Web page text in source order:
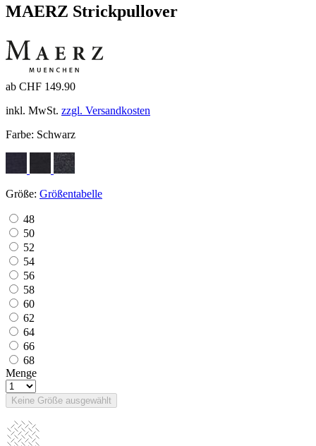
MAERZ Strickpullover
ab CHF 149.90
inkl. MwSt. zzgl. Versandkosten
Farbe: Schwarz
Größe: Größentabelle
48
50
52
54
56
58
60
62
64
66
68
Menge
Keine Größe ausgewählt